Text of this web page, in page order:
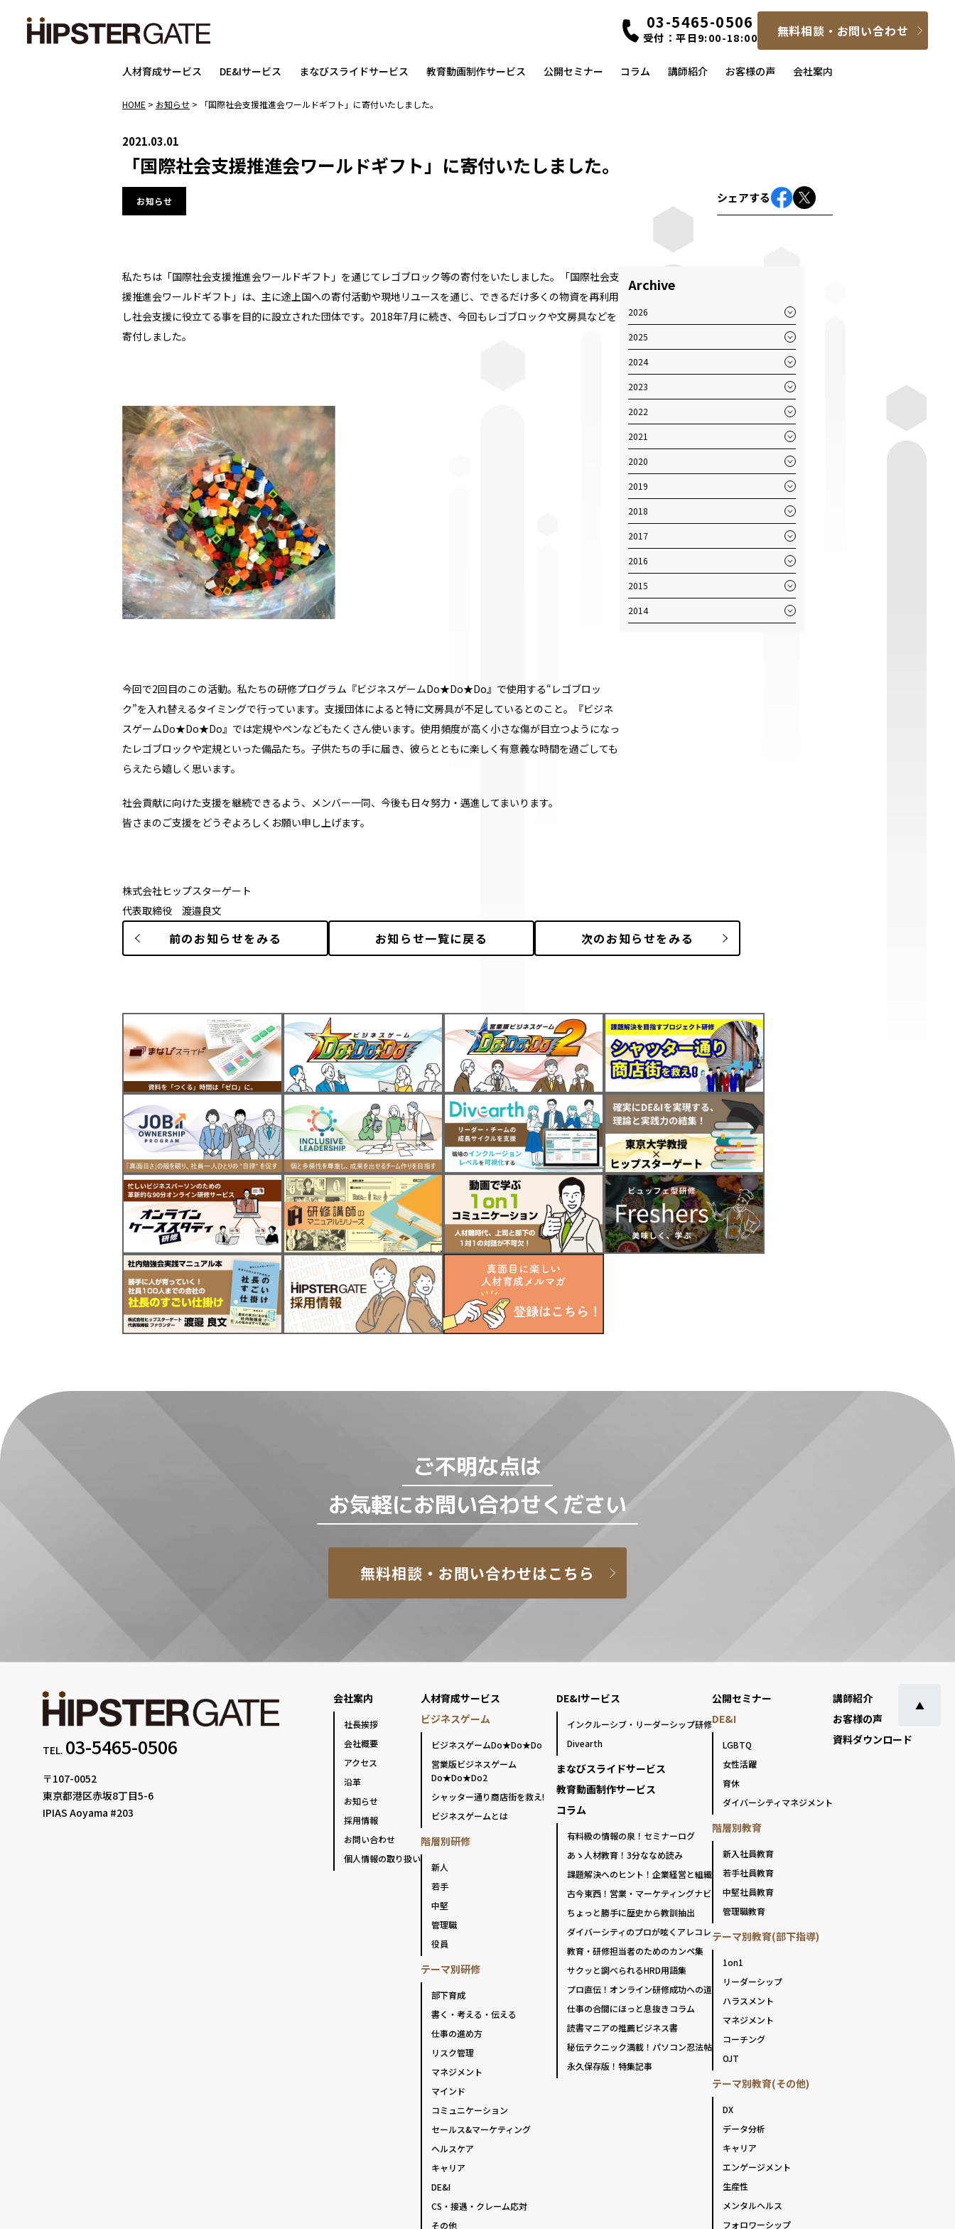
03-5465-0506
受付：平日9:00-18:00 無料相談・お問い合わせ
人材育成サービス DE&Iサービス まなびスライドサービス 教育動画制作サービス 公開セミナー コラム 講師紹介 お客様の声 会社案内
HOME > お知らせ > 「国際社会支援推進会ワールドギフト」に寄付いたしました。
2021.03.01
「国際社会支援推進会ワールドギフト」に寄付いたしました。
お知らせ シェアする
私たちは「国際社会支援推進会ワールドギフト」を通じてレゴブロック等の寄付をいたしました。「国際社会支
援推進会ワールドギフト」は、主に途上国への寄付活動や現地リユースを通じ、できるだけ多くの物資を再利用
し社会支援に役立てる事を目的に設立された団体です。 2018年7月に続き、今回もレゴブロックや文房具などを
寄付しました。
今回で2回目のこの活動。私たちの研修プログラム『ビジネスゲームDo★Do★Do』で使用する“レゴブロッ
ク”を入れ替えるタイミングで行っています。支援団体によると特に文房具が不足しているとのこと。『ビジネ
スゲームDo★Do★Do』では定規やペンなどもたくさん使います。使用頻度が高く小さな傷が目立つようになっ
たレゴブロックや定規といった備品たち。子供たちの手に届き、彼らとともに楽しく有意義な時間を過ごしても
らえたら嬉しく思います。
社会貢献に向けた支援を継続できるよう、メンバー一同、今後も日々努力・邁進してまいります。
皆さまのご支援をどうぞよろしくお願い申し上げます。
株式会社ヒップスターゲート
代表取締役 渡邉良文
Archive
2026
2025
2024
2023
2022
2021
2020
2019
2018
2017
2016
2015
2014
前のお知らせをみる お知らせ一覧に戻る 次のお知らせをみる
▲
ご不明な点は
お気軽にお問い合わせください
無料相談・お問い合わせはこちら
TEL. 03-5465-0506
〒107-0052
東京都港区赤坂8丁目5-6
IPIAS Aoyama #203
会社案内
社長挨拶
会社概要
アクセス
沿革
お知らせ
採用情報
お問い合わせ
個人情報の取り扱い
人材育成サービス
ビジネスゲーム
ビジネスゲームDo★Do★Do
営業版ビジネスゲーム
Do★Do★Do2
シャッター通り商店街を救え!
ビジネスゲームとは
階層別研修
新人
若手
中堅
管理職
役員
テーマ別研修
部下育成
書く・考える・伝える
仕事の進め方
リスク管理
マネジメント
マインド
コミュニケーション
セールス&マーケティング
ヘルスケア
キャリア
DE&I
CS・接遇・クレーム応対
その他
DE&Iサービス
インクルーシブ・リーダーシップ研修
Divearth
まなびスライドサービス
教育動画制作サービス
コラム
有料級の情報の泉！セミナーログ
あゝ人材教育！3分ななめ読み
課題解決へのヒント！企業経営と組織
古今東西！営業・マーケティングナビ
ちょっと勝手に歴史から教訓抽出
ダイバーシティのプロが呟くアレコレ
教育・研修担当者のためのカンペ集
サクッと調べられるHRD用語集
プロ直伝！オンライン研修成功への道
仕事の合間にほっと息抜きコラム
読書マニアの推薦ビジネス書
秘伝テクニック満載！パソコン忍法帖
永久保存版！特集記事
公開セミナー
DE&I
LGBTQ
女性活躍
育休
ダイバーシティマネジメント
階層別教育
新入社員教育
若手社員教育
中堅社員教育
管理職教育
テーマ別教育(部下指導)
1on1
リーダーシップ
ハラスメント
マネジメント
コーチング
OJT
テーマ別教育(その他)
DX
データ分析
キャリア
エンゲージメント
生産性
メンタルヘルス
フォロワーシップ
講師紹介
お客様の声
資料ダウンロード